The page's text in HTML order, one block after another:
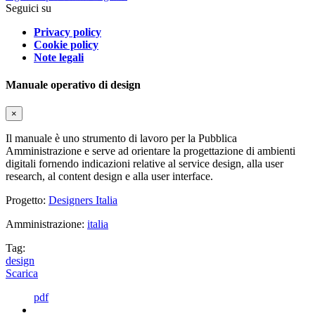
Seguici su
Privacy policy
Cookie policy
Note legali
Manuale operativo di design
×
Il manuale è uno strumento di lavoro per la Pubblica
Amministrazione e serve ad orientare la progettazione di ambienti
digitali fornendo indicazioni relative al service design, alla user
research, al content design e alla user interface.
Progetto: Designers Italia
Amministrazione: italia
Tag:
design
Scarica
pdf